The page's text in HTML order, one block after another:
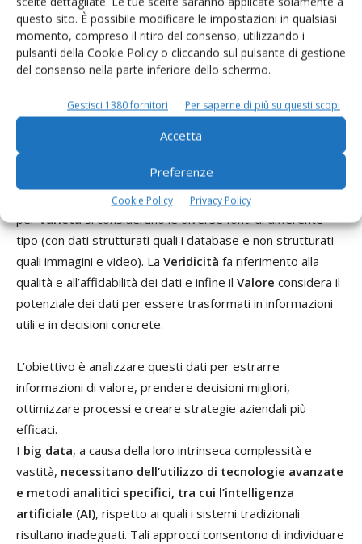
questo sito. È possibile modificare le impostazioni in qualsiasi
momento, compreso il ritiro del consenso, utilizzando i
pulsanti della Cookie Policy o cliccando sul pulsante di gestione
del consenso nella parte inferiore dello schermo.
Gestisci 1380 fornitori Per saperne di più su questi scopi
Accetta
Preferenze
Cookie Policy Privacy Policy
struttura, che si espandono a un ritmo esponenziale e
risultano eccessivamente complessi per essere gestiti con
strumenti tradizionali, come i classici database relazionali
basati su Sql.
Lecaratteristiche dei big data sono descritte come le
: Volume, Velocità, Varietà, Veridicità e Valore.
Per
ci si riferisce alla rapidità con cui i
dati vengono generati e raccolti, spesso in tempo reale,
perVarietàsi considerano le diverse fonti di differente
tipo (con dati strutturati quali i database e non strutturati
quali immagini e video). La Veridicità fa riferimento alla
qualità e all’affidabilità dei dati e infine il Valore considera il
potenziale dei dati per essere trasformati in informazioni
utili e in decisioni concrete.
L’obiettivo è analizzare questi dati per estrarre
informazioni di valore, prendere decisioni migliori,
ottimizzare processi e creare strategie aziendali più
efficaci.
I big data, a causa della loro intrinseca complessità e
vastità, necessitano dell’utilizzo di tecnologie avanzate
e metodi analitici specifici, tra cui l’intelligenza
artificiale (AI), rispetto ai quali i sistemi tradizionali
risultano inadeguati. Tali approcci consentono di individuare